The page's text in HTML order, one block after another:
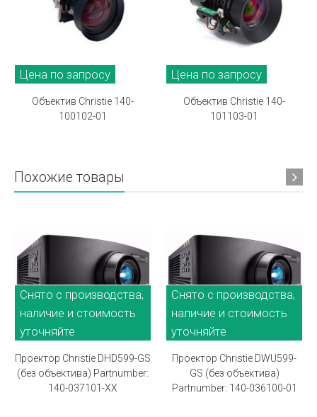
Цена по запросу
Объектив Christie 140-
100102-01
Цена по запросу
Объектив Christie 140-
101103-01
Похожие товары
Снято с производства,
наличие и стоимость
уточняйте
Проектор Christie DHD599-GS
(без объектива) Partnumber:
140-037101-XX
Снято с производства,
наличие и стоимость
уточняйте
Проектор Christie DWU599-
GS (без объектива)
Partnumber: 140-036100-01